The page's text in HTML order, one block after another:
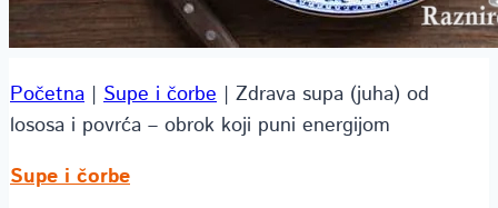
Početna | Supe i čorbe | Zdrava supa (juha) od
lososa i povrća – obrok koji puni energijom
Supe i čorbe